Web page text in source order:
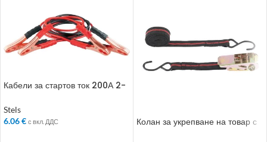
Кабели за стартов ток 200А 2-
Stels
6.06€ с вкл. ДДС
Колан за укрепване на товар с